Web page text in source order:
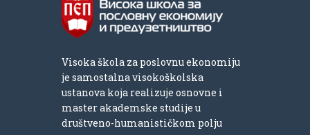
Visoka škola za poslovnu ekonomiju
je samostalna visokoškolska
ustanova koja realizuje osnovne i
master akademske studije u
društveno-humanističkom polju